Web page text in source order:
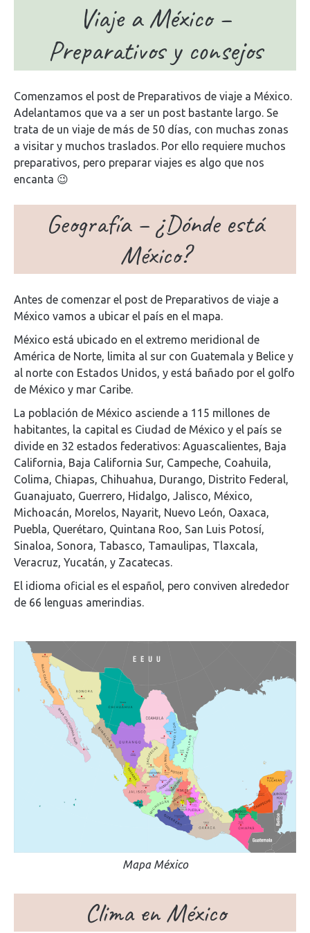
Viaje a México –
Preparativos y consejos
Comenzamos el post de Preparativos de viaje a México.
Adelantamos que va a ser un post bastante largo. Se
trata de un viaje de más de 50 días, con muchas zonas
a visitar y muchos traslados. Por ello requiere muchos
preparativos, pero preparar viajes es algo que nos
encanta 😉
Geografía – ¿Dónde está
México?
Antes de comenzar el post de Preparativos de viaje a
México vamos a ubicar el país en el mapa.
México está ubicado en el extremo meridional de
América de Norte, limita al sur con Guatemala y Belice y
al norte con Estados Unidos, y está bañado por el golfo
de México y mar Caribe.
La población de México asciende a 115 millones de
habitantes, la capital es Ciudad de México y el país se
divide en 32 estados federativos: Aguascalientes, Baja
California, Baja California Sur, Campeche, Coahuila,
Colima, Chiapas, Chihuahua, Durango, Distrito Federal,
Guanajuato, Guerrero, Hidalgo, Jalisco, México,
Michoacán, Morelos, Nayarit, Nuevo León, Oaxaca,
Puebla, Querétaro, Quintana Roo, San Luis Potosí,
Sinaloa, Sonora, Tabasco, Tamaulipas, Tlaxcala,
Veracruz, Yucatán, y Zacatecas.
El idioma oficial es el español, pero conviven alrededor
de 66 lenguas amerindias.
Mapa México
Clima en México